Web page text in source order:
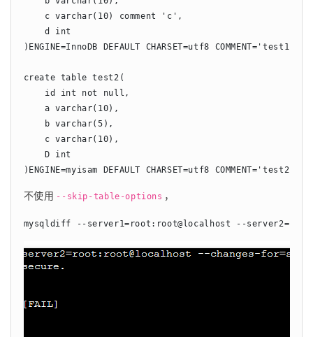
    c varchar(10) comment 'c',
    d int
)ENGINE=InnoDB DEFAULT CHARSET=utf8 COMMENT='test1';
create table test2(
    id int not null,
    a varchar(10),
    b varchar(5),
    c varchar(10),
    D int
)ENGINE=myisam DEFAULT CHARSET=utf8 COMMENT='test2';
不使用 --skip-table-options ，
mysqldiff --server1=root:root@localhost --